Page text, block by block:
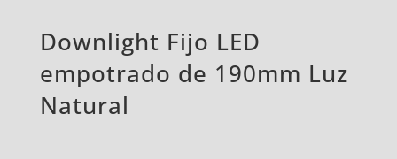
Downlight Fijo LED
empotrado de 190mm Luz
Natural